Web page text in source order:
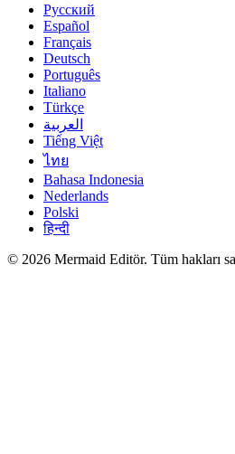
Русский
Español
Français
Deutsch
Português
Italiano
Türkçe
العربية
Tiếng Việt
ไทย
Bahasa Indonesia
Nederlands
Polski
हिन्दी
© 2026 Mermaid Editör. Tüm hakları